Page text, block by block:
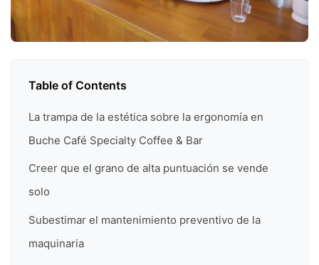
Table of Contents
La trampa de la estética sobre la ergonomía en
Buche Café Specialty Coffee & Bar
Creer que el grano de alta puntuación se vende
solo
Subestimar el mantenimiento preventivo de la
maquinaria